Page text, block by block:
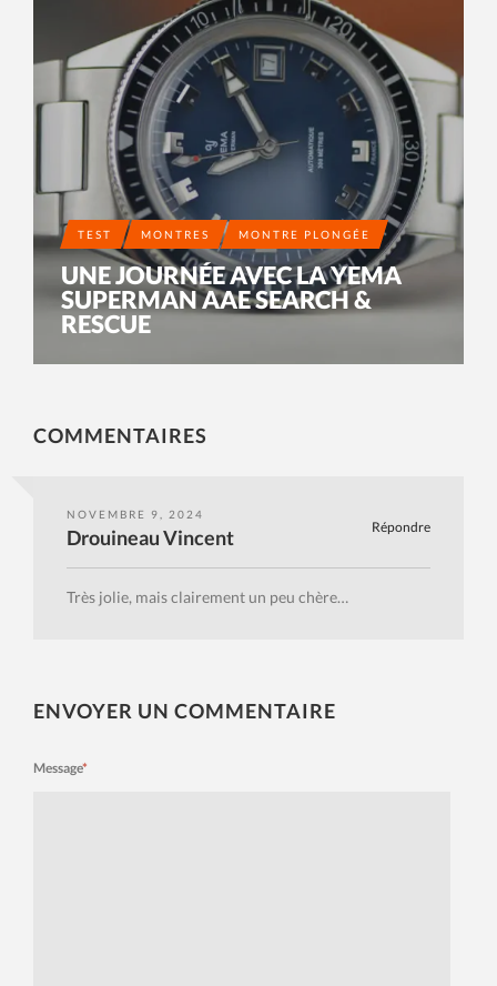
TEST MONTRES MONTRE PLONGÉE
UNE JOURNÉE AVEC LA YEMA
SUPERMAN AAE SEARCH &
RESCUE
COMMENTAIRES
NOVEMBRE 9, 2024
Répondre
Drouineau Vincent
Très jolie, mais clairement un peu chère…
ENVOYER UN COMMENTAIRE
Message*